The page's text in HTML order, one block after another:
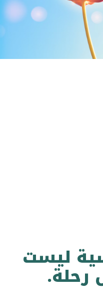
ليست
رحلة.